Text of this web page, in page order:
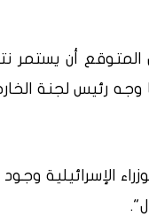
المتوقع أن
وجه رئيس لجنة
الإسرائيلية